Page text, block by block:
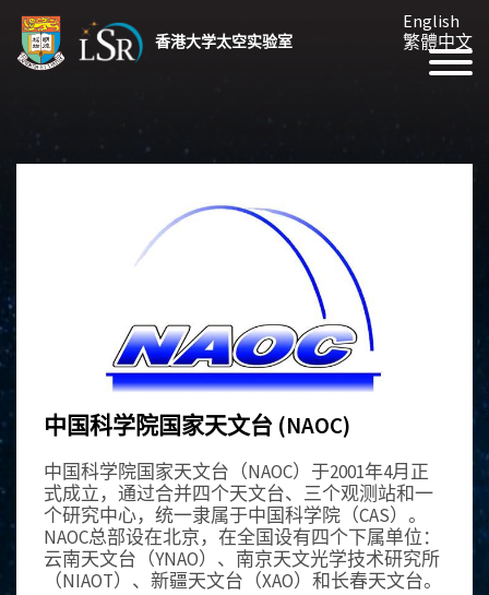
香港大学太空实验室
English
繁體中文
中国科学院国家天文台 (NAOC)
中国科学院国家天文台（NAOC）于2001年4月正
式成立，通过合并四个天文台、三个观测站和一
个研究中心，统一隶属于中国科学院（CAS）。
NAOC总部设在北京，在全国设有四个下属单位：
云南天文台（YNAO）、南京天文光学技术研究所
（NIAOT）、新疆天文台（XAO）和长春天文台。